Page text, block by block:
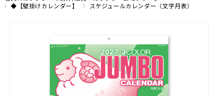
◆【壁掛けカレンダー】
スケジュールカレンダー（文字月表）